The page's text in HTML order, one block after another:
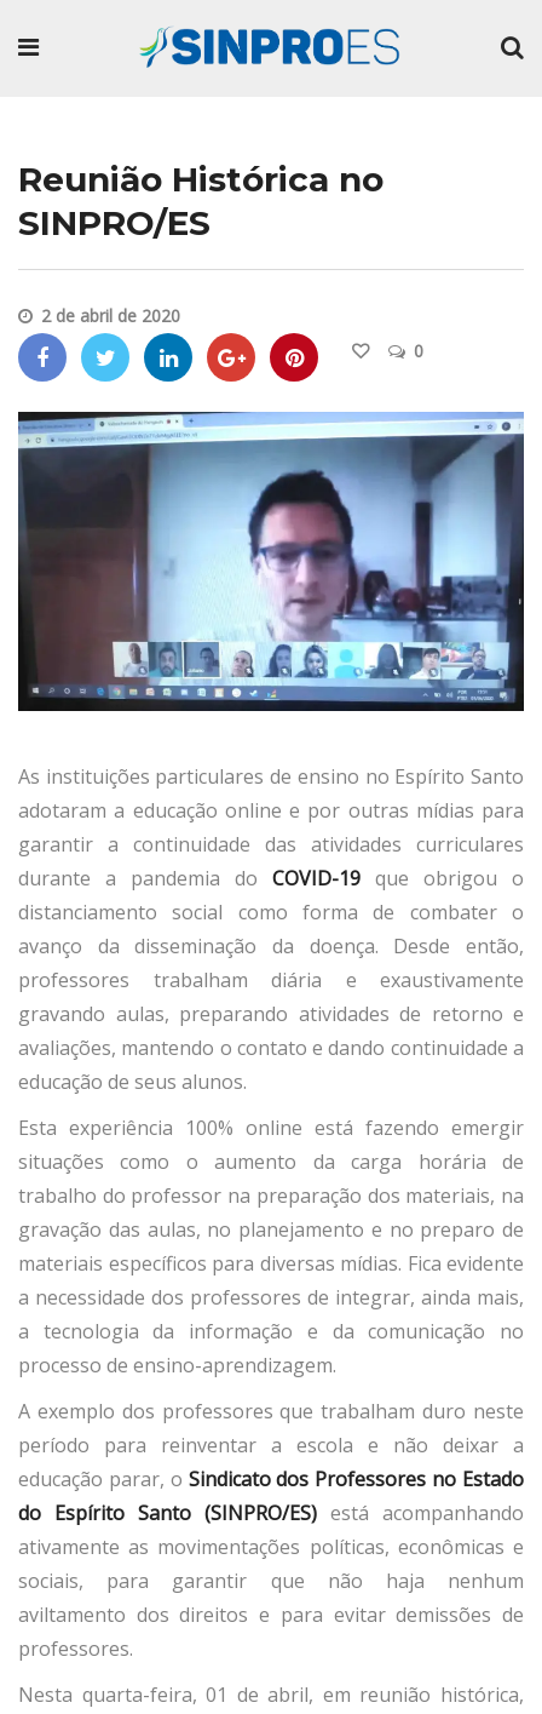
Reunião Histórica no
SINPRO/ES
2 de abril de 2020
0
As instituições particulares de ensino no Espírito Santo
adotaram a educação online e por outras mídias para
garantir a continuidade das atividades curriculares
durante a pandemia do COVID-19 que obrigou o
distanciamento social como forma de combater o
avanço da disseminação da doença. Desde então,
professores trabalham diária e exaustivamente
gravando aulas, preparando atividades de retorno e
avaliações, mantendo o contato e dando continuidade a
educação de seus alunos.
Esta experiência 100% online está fazendo emergir
situações como o aumento da carga horária de
trabalho do professor na preparação dos materiais, na
gravação das aulas, no planejamento e no preparo de
materiais específicos para diversas mídias. Fica evidente
a necessidade dos professores de integrar, ainda mais,
a tecnologia da informação e da comunicação no
processo de ensino-aprendizagem.
A exemplo dos professores que trabalham duro neste
período para reinventar a escola e não deixar a
educação parar, o Sindicato dos Professores no Estado
do Espírito Santo (SINPRO/ES) está acompanhando
ativamente as movimentações políticas, econômicas e
sociais, para garantir que não haja nenhum
aviltamento dos direitos e para evitar demissões de
professores.
Nesta quarta-feira, 01 de abril, em reunião histórica,